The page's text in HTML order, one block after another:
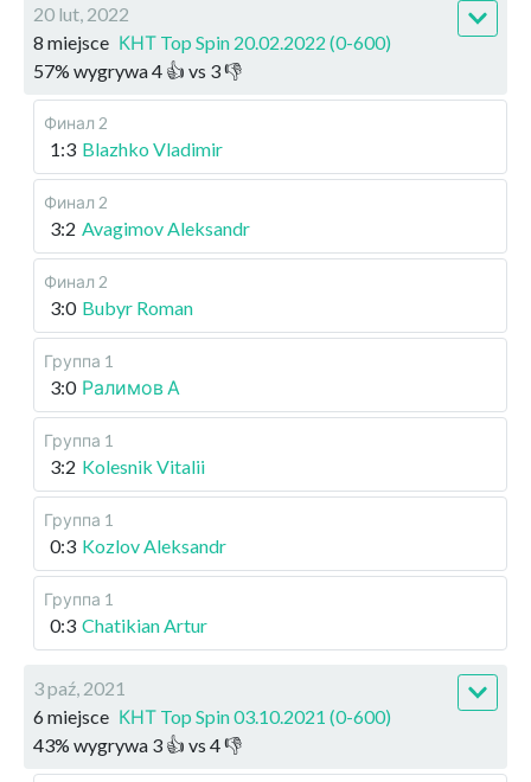
20 lut, 2022
8 miejsce КНТ Top Spin 20.02.2022 (0-600)
57% wygrywa4 👍 vs 3👎
Финал 2
1:3 Blazhko Vladimir
Финал 2
3:2 Avagimov Aleksandr
Финал 2
3:0 Bubyr Roman
Группа 1
3:0 Ралимов А
Группа 1
3:2 Kolesnik Vitalii
Группа 1
0:3 Kozlov Aleksandr
Группа 1
0:3 Chatikian Artur
3 paź, 2021
6 miejsce КНТ Top Spin 03.10.2021 (0-600)
43% wygrywa 3 👍 vs 4👎